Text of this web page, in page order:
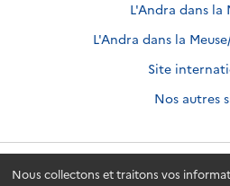
Nous collectons et traitons vos
L'Andra dans la
L'Andra dans la
Site
Nos autres
Andra.fr © 2026 - Andra.